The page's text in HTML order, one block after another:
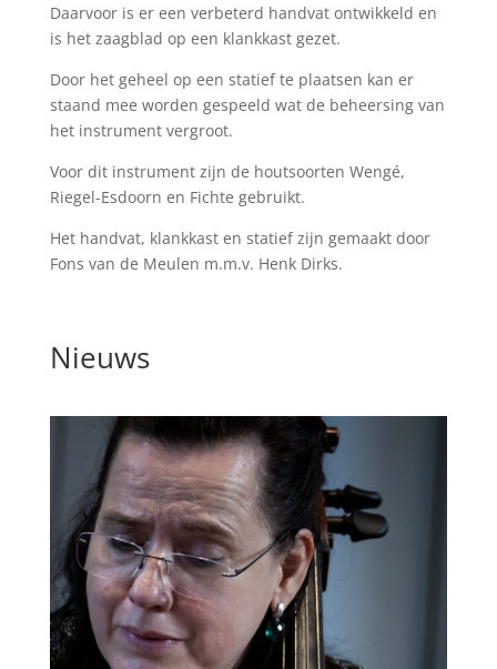
Daarvoor is er een verbeterd handvat ontwikkeld en
is het zaagblad op een klankkast gezet.
Door het geheel op een statief te plaatsen kan er
staand mee worden gespeeld wat de beheersing van
het instrument vergroot.
Voor dit instrument zijn de houtsoorten Wengé,
Riegel-Esdoorn en Fichte gebruikt.
Het handvat, klankkast en statief zijn gemaakt door
Fons van de Meulen m.m.v. Henk Dirks.
Nieuws